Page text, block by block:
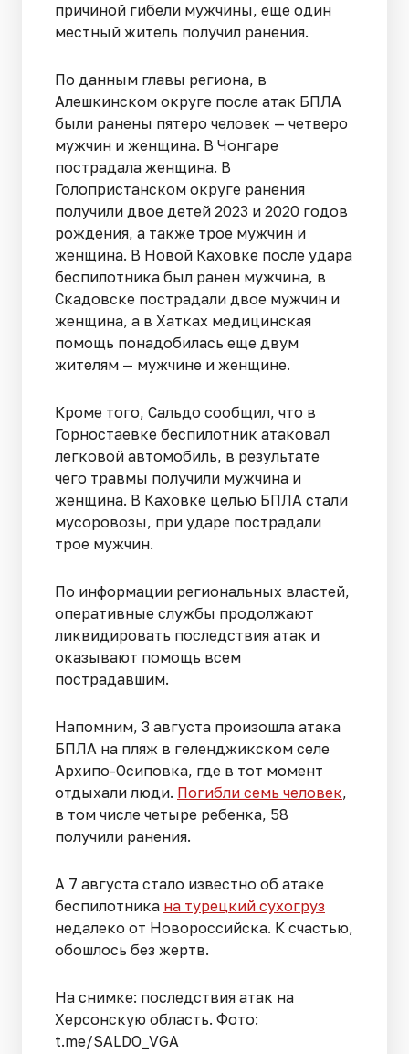
причиной гибели мужчины, еще один
местный житель получил ранения.
По данным главы региона, в
Алешкинском округе после атак БПЛА
были ранены пятеро человек — четверо
мужчин и женщина. В Чонгаре
пострадала женщина. В
Голопристанском округе ранения
получили двое детей 2023 и 2020 годов
рождения, а также трое мужчин и
женщина. В Новой Каховке после удара
беспилотника был ранен мужчина, в
Скадовске пострадали двое мужчин и
женщина, а в Хатках медицинская
помощь понадобилась еще двум
жителям — мужчине и женщине.
Кроме того, Сальдо сообщил, что в
Горностаевке беспилотник атаковал
легковой автомобиль, в результате
чего травмы получили мужчина и
женщина. В Каховке целью БПЛА стали
мусоровозы, при ударе пострадали
трое мужчин.
По информации региональных властей,
оперативные службы продолжают
ликвидировать последствия атак и
оказывают помощь всем
пострадавшим.
Напомним, 3 августа произошла атака
БПЛА на пляж в геленджикском селе
Архипо-Осиповка, где в тот момент
отдыхали люди. Погибли семь человек,
в том числе четыре ребенка, 58
получили ранения.
А 7 августа стало известно об атаке
беспилотника на турецкий сухогруз
недалеко от Новороссийска. К счастью,
обошлось без жертв.
На снимке: последствия атак на
Херсонскую область. Фото:
t.me/SALDO_VGA